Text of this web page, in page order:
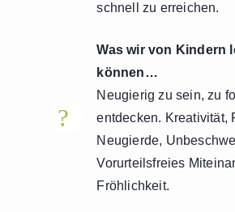
schnell zu erreichen.
?!
Was wir von Kindern
können…
Neugierig zu sein, zu
entdecken. Kreativität,
Neugierde,
Vorurteilsfreies
Fröhlichkeit.